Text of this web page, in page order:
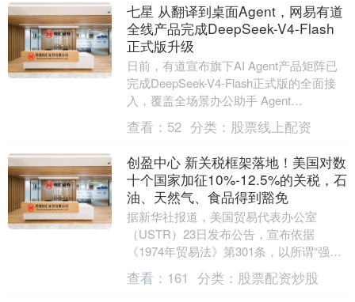
七星 从翻译到桌面Agent，网易有道
全线产品完成DeepSeek-V4-Flash
正式版升级
日前，有道宣布旗下AI Agent产品矩阵已
完成DeepSeek-V4-Flash正式版的全面接
入，覆盖全场景办公助手 Agent
LobsterAI、有道词典....
查看： 52 分类： 股票线上配资
创盈中心 新关税框架落地！美国对数
十个国家加征10%-12.5%的关税，石
油、天然气、食品得到豁免
据新华社报道，美国贸易代表办公室
（USTR）23日发布公告，宣布依据
《1974年贸易法》第301条，以所谓“强迫
劳动”为名对数十个国家和地区加征10%至
12.5....
查看： 161 分类： 股票配资炒股